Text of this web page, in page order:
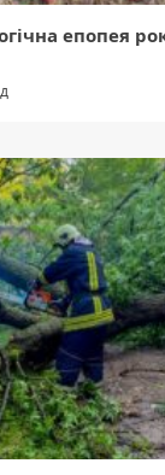
епопея